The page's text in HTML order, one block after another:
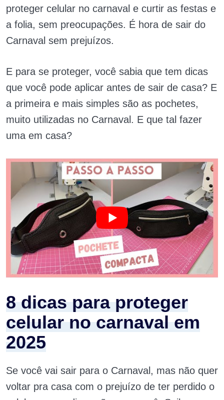
proteger celular no carnaval e curtir as festas e
a folia, sem preocupações. É hora de sair do
Carnaval sem prejuízos.
E para se proteger, você sabia que tem dicas
que você pode aplicar antes de sair de casa? E
a primeira e mais simples são as pochetes,
muito utilizadas no Carnaval. E que tal fazer
uma em casa?
8 dicas para proteger
celular no carnaval em
2025
Se você vai sair para o Carnaval, mas não quer
voltar pra casa com o prejuízo de ter perdido o